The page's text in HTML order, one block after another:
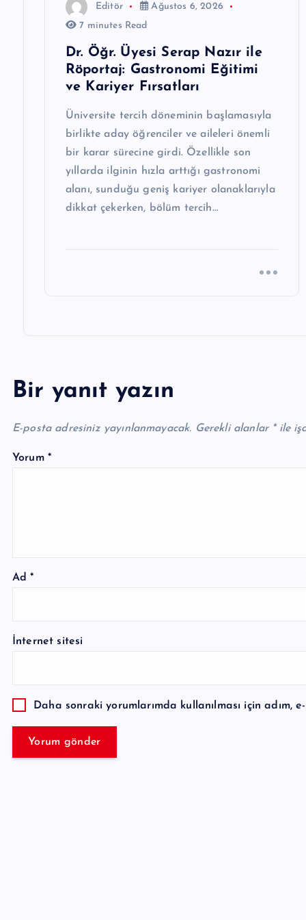
Editör
Ağustos 6, 2026
7 minutes Read
Dr. Öğr. Üyesi Serap Nazır ile
Röportaj: Gastronomi Eğitimi
ve Kariyer Fırsatları
Üniversite tercih döneminin başlamasıyla
birlikte aday öğrenciler ve aileleri önemli
bir karar sürecine girdi. Özellikle son
yıllarda ilginin hızla arttığı gastronomi
alanı, sunduğu geniş kariyer olanaklarıyla
dikkat çekerken, bölüm tercih…
Bir yanıt yazın
E-posta adresiniz yayınlanmayacak. Gerekli alanlar *ile
Yorum *
Ad*
İnternet sitesi
Daha sonraki yorumlarımda kullanılması için